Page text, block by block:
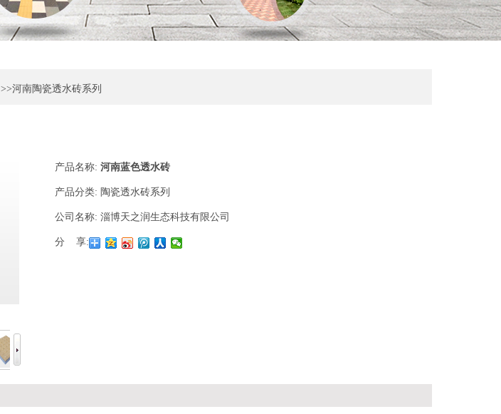
>>河南陶瓷透水砖系列
产品名称: 河南蓝色透水砖
产品分类: 陶瓷透水砖系列
公司名称: 淄博天之润生态科技有限公司
分 享: